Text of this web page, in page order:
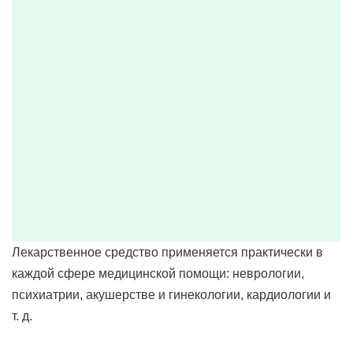
Лекарственное средство применяется практически в
каждой сфере медицинской помощи: неврологии,
психиатрии, акушерстве и гинекологии, кардиологии и
т. д.